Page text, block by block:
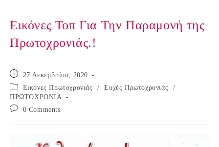
Εικόνες Τοπ Για Την Παραμονή της
Πρωτοχρονιάς.!
Post
published:
27 Δεκεμβρίου, 2020
Post
category:
Εικόνες Πρωτοχρονιάς / Ευχές Πρωτοχρονιάς
/
ΠΡΩΤΟΧΡΟΝΙΑ
Post
0 Comments